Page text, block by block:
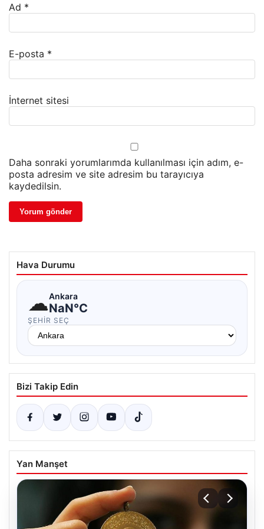
Ad *
E-posta *
İnternet sitesi
Daha sonraki yorumlarımda kullanılması için adım, e-
posta adresim ve site adresim bu tarayıcıya
kaydedilsin.
Hava Durumu
☁Ankara
NaN°C
ŞEHIR SEÇ
Bizi Takip Edin
Yan Manşet